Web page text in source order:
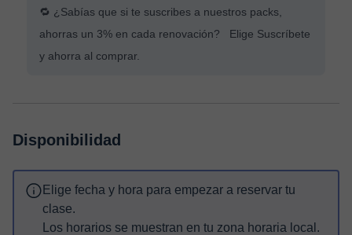
🔁 ¿Sabías que si te suscribes a nuestros packs,
ahorras un 3% en cada renovación? Elige Suscríbete
y ahorra al comprar.
Disponibilidad
Elige fecha y hora para empezar a reservar tu
clase.
Los horarios se muestran en tu zona horaria local.